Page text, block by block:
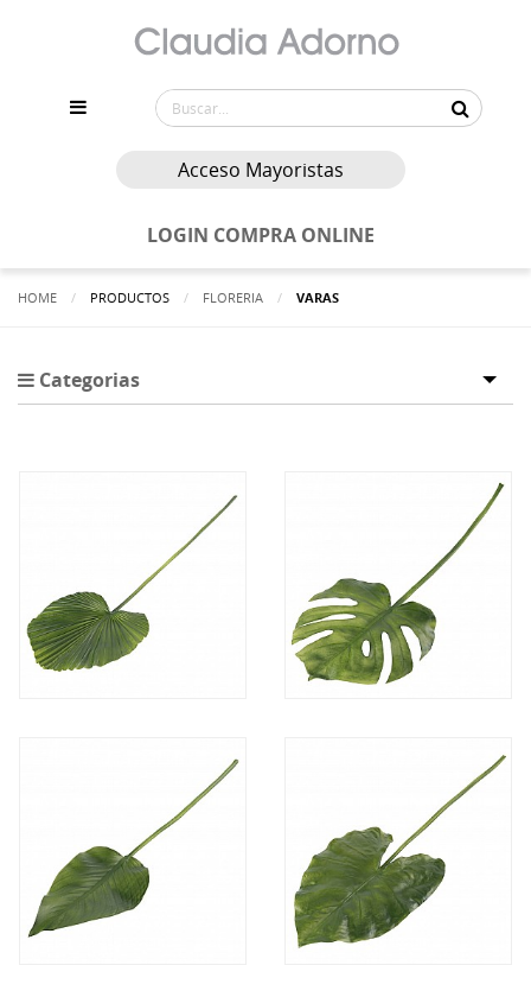
Acceso Mayoristas
LOGIN COMPRA ONLINE
HOME PRODUCTOS FLORERIA ACTUALMENTE:
VARAS
Categorias